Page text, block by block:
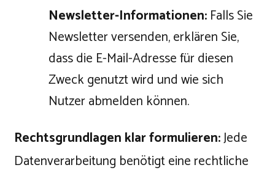
Newsletter-Informationen:Falls Sie
Newsletter versenden, erklären Sie,
dass die E-Mail-Adresse für diesen
Zweck genutzt wird und wie sich
Nutzer abmelden können.
Rechtsgrundlagen klar formulieren:Jede
Datenverarbeitung benötigt eine rechtliche